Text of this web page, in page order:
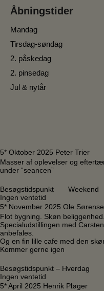
Åbningstider
Mandag
Tirsdag-søndag
2. påskedag
2. pinsedag
Jul & nytår
5* Oktober 2025 Peter Trier
Masser af oplevelser og
under “seancen”
Besøgstidspunkt Weekend
Ingen ventetid
5* November 2025 Ole
Flot bygning. Skøn
Specialudstillingen med
anbefales.
Og en fin lille cafe med den
Kommer gerne igen
Besøgstidspunkt – Hverdag
Ingen ventetid
5* April 2025 Henrik Pløger